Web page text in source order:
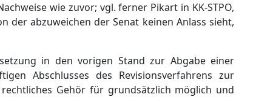
wie zuvor; vgl. ferner Pikart in KK-STPO,
der abzuweichen der Senat keinen Anlass sieht,
in den vorigen Stand zur Abgabe einer
Abschlusses des Revisionsverfahrens zur
Gehör für grundsätzlich möglich und